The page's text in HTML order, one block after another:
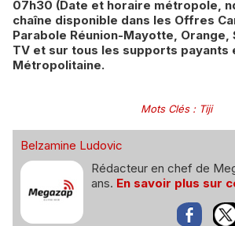
07h30 (Date et horaire métropole,
chaîne disponible dans les Offres
Parabole Réunion-Mayotte, Orange,
TV et sur tous les supports payants
Métropolitaine.
Mots Clés: Tiji
Belzamine Ludovic
Rédacteur en chef de
ans. En savoir plus sur